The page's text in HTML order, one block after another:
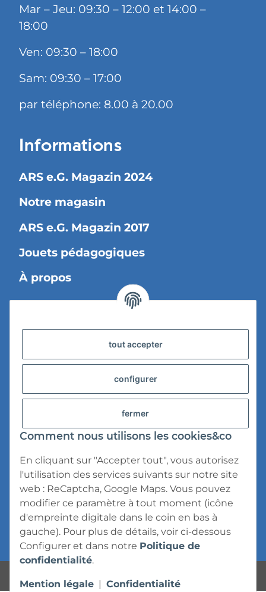
Mar – Jeu: 09:30 – 12:00 et 14:00 –
18:00
Ven: 09:30 – 18:00
Sam: 09:30 – 17:00
par téléphone: 8.00 à 20.00
Informations
ARS e.G. Magazin 2024
Notre magasin
ARS e.G. Magazin 2017
Jouets pédagogiques
À propos
Informations sur la livraison
Conditions d'utilisation
* Tous les prix s'entendent TVA incluse,
d'expédition exclus.
tout accepter
configurer
fermer
Comment nous utilisons les cookies&co
En cliquant sur "Accepter tout", vous autorisez
l'utilisation des services suivants sur notre site
web : ReCaptcha, Google Maps. Vous pouvez
modifier ce paramètre à tout moment (icône
d'empreinte digitale dans le coin en bas à
gauche). Pour plus de détails, voir ci-dessous
Configurer et dans notre Politique de
confidentialité.
Mention légale | Confidentialité